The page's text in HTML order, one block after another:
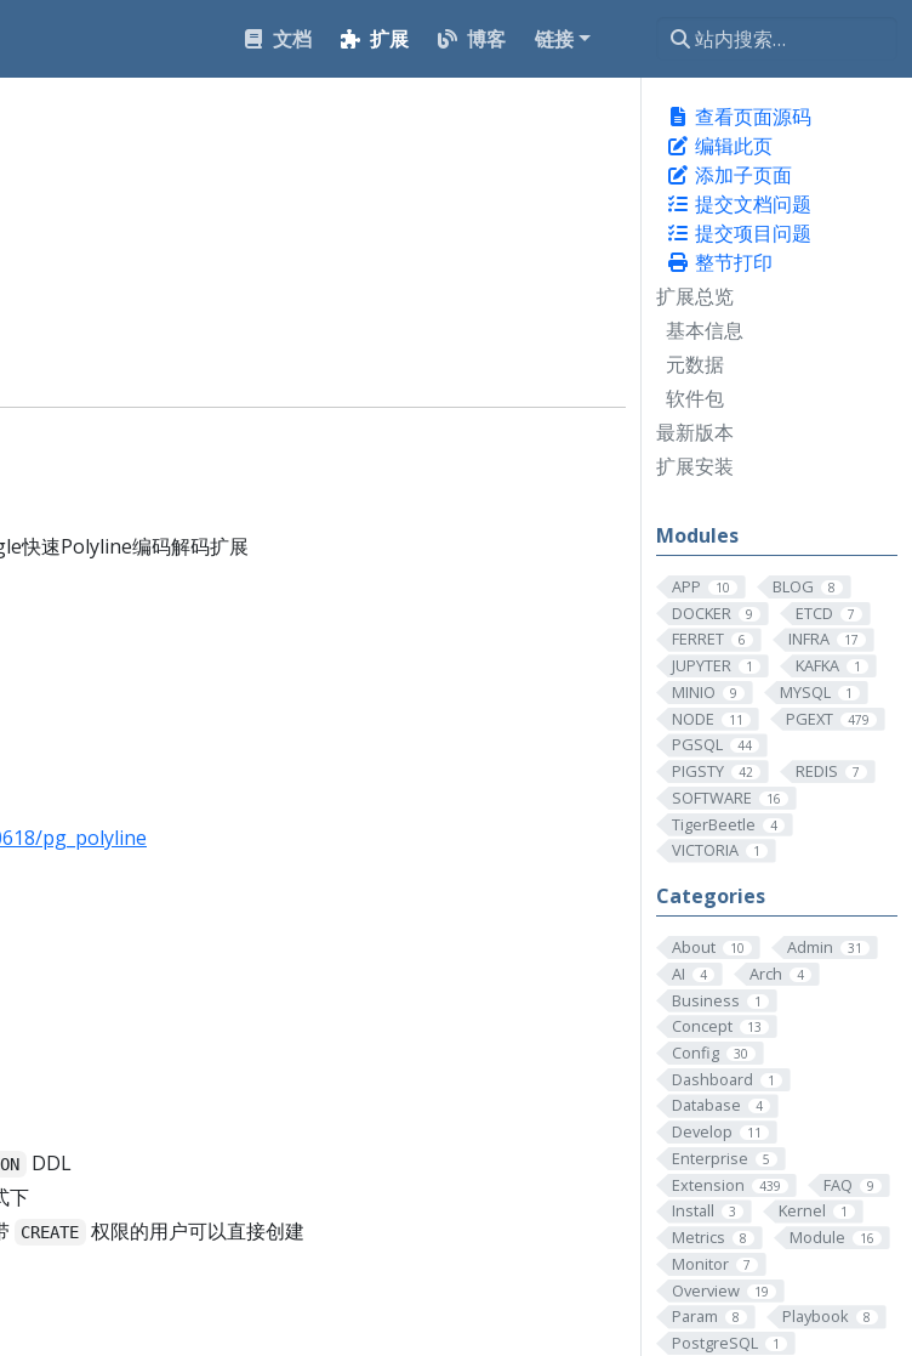
文档 扩展 博客 链接
查看页面源码
编辑此页
添加子页面
提交文档问题
提交项目问题
整节打印
扩展总览
基本信息
元数据
软件包
最新版本
扩展安装
Modules
APP 10 BLOG 8
DOCKER 9 ETCD 7
FERRET 6 INFRA 17
JUPYTER 1 KAFKA 1
MINIO 9 MYSQL 1
NODE 11 PGEXT 479
PGSQL 44
PIGSTY 42 REDIS 7
SOFTWARE 16
TigerBeetle 4
VICTORIA 1
Categories
About 10 Admin 31
AI 4 Arch 4
Business 1
Concept 13
Config 30
Dashboard 1
Database 4
Develop 11
Enterprise 5
Extension 439 FAQ 9
Install 3 Kernel 1
Metrics 8 Module 16
Monitor 7
Overview 19
Param 8 Playbook 8
PostgreSQL 1
快速Polyline编码解码扩展
pg_polyline
DDL
下
CREATE
权限的用户可以直接创建